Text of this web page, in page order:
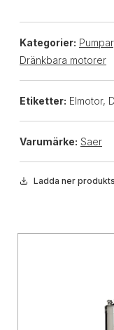
Kategorier: Pumpar
Dränkbara motorer
Etiketter: Elmotor,
Varumärke: Saer
Ladda ner